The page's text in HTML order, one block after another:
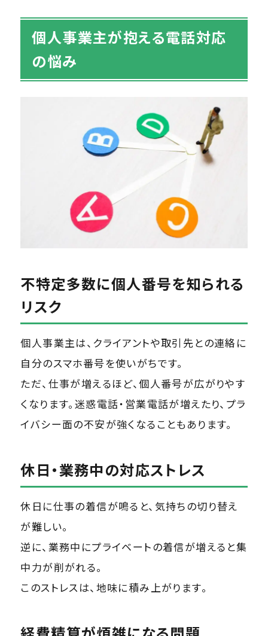
個人事業主が抱える電話対応
の悩み
不特定多数に個人番号を知られる
リスク
個人事業主は、クライアントや取引先との連絡に
自分のスマホ番号を使いがちです。
ただ、仕事が増えるほど、個人番号が広がりやす
くなります。迷惑電話・営業電話が増えたり、プラ
イバシー面の不安が強くなることもあります。
休日・業務中の対応ストレス
休日に仕事の着信が鳴ると、気持ちの切り替え
が難しい。
逆に、業務中にプライベートの着信が増えると集
中力が削がれる。
このストレスは、地味に積み上がります。